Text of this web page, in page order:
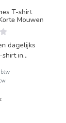
T-shirt
Mouwen
dagelijks
shirt in